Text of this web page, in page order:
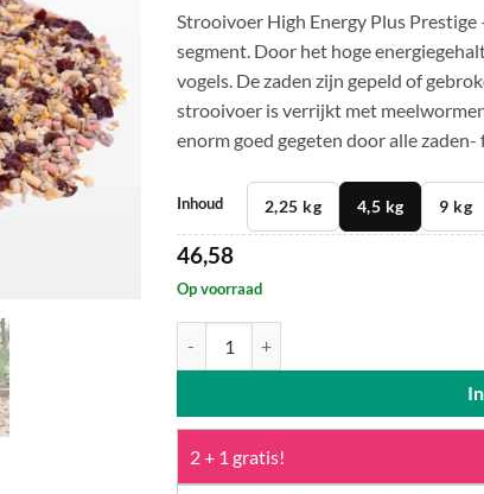
verlanglijst
Gewaardeerd
4.71op 5
gebaseerd
89
waarderingen
Strooivoer High Energy Plus
segment. Door het hoge
vogels. De zaden zijn gepeld of
strooivoer is verrijkt met
enorm goed gegeten door alle
Inhoud 2,25 kg 4,5 kg 9 kg
46,58
Op voorraad
2 + 1 gratis!